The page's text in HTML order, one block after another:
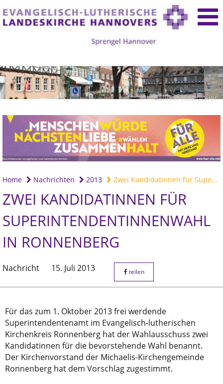
Ballhof Hannover
Home Nachrichten 2013 Zwei Kandidatinnen für Supe...
ZWEI KANDIDATINNEN FÜR
SUPERINTENDENTINNENWAHL
IN RONNENBERG
Nachricht 15. Juli 2013 teilen
Für das zum 1. Oktober 2013 frei werdende
Superintendentenamt im Evangelisch-lutherischen
Kirchenkreis Ronnenberg hat der Wahlausschuss zwei
Kandidatinnen für die bevorstehende Wahl benannt.
Der Kirchenvorstand der Michaelis-Kirchengemeinde
Ronnenberg hat dem Vorschlag zugestimmt.